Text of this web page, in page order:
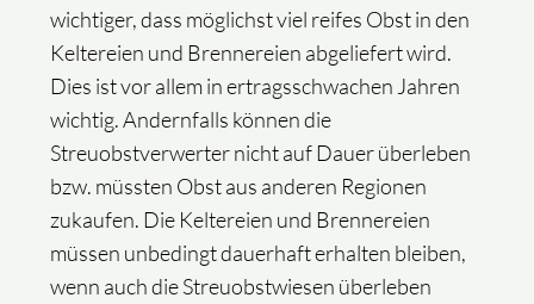
wichtiger, dass möglichst viel reifes Obst in den
Keltereien und Brennereien abgeliefert wird.
Dies ist vor allem in ertragsschwachen Jahren
wichtig. Andernfalls können die
Streuobstverwerter nicht auf Dauer überleben
bzw. müssten Obst aus anderen Regionen
zukaufen. Die Keltereien und Brennereien
müssen unbedingt dauerhaft erhalten bleiben,
wenn auch die Streuobstwiesen überleben